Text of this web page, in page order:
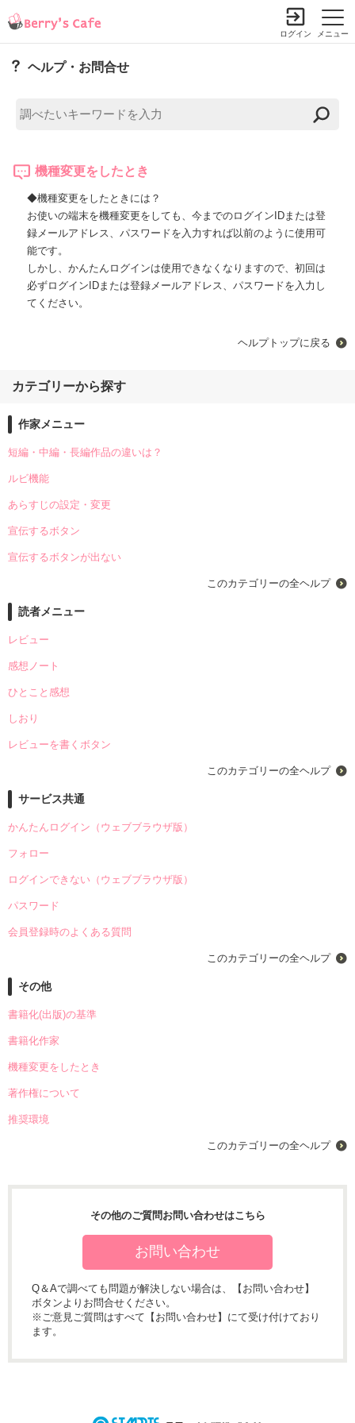
メニュー
ログイン
ヘルプ・お問合せ
機種変更をしたとき
◆機種変更をしたときには？
お使いの端末を機種変更をしても、今までのログインIDまたは登
録メールアドレス、パスワードを入力すれば以前のように使用可
能です。
しかし、かんたんログインは使用できなくなりますので、初回は
必ずログインIDまたは登録メールアドレス、パスワードを入力し
てください。
ヘルプトップに戻る
カテゴリーから探す
作家メニュー
短編・中編・長編作品の違いは？
ルビ機能
あらすじの設定・変更
宣伝するボタン
宣伝するボタンが出ない
このカテゴリーの全ヘルプ
読者メニュー
レビュー
感想ノート
ひとこと感想
しおり
レビューを書くボタン
このカテゴリーの全ヘルプ
サービス共通
かんたんログイン（ウェブブラウザ版）
フォロー
ログインできない（ウェブブラウザ版）
パスワード
会員登録時のよくある質問
このカテゴリーの全ヘルプ
その他
書籍化(出版)の基準
書籍化作家
機種変更をしたとき
著作権について
推奨環境
このカテゴリーの全ヘルプ
その他のご質問お問い合わせはこちら
お問い合わせ
Q＆Aで調べても問題が解決しない場合は、【お問い合わせ】
ボタンよりお問合せください。
※ご意見ご質問はすべて【お問い合わせ】にて受け付けており
ます。